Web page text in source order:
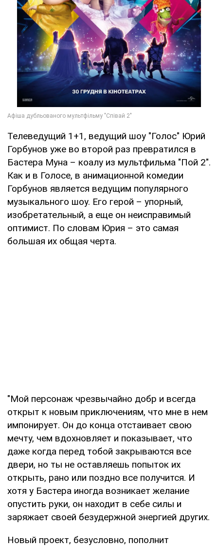
Телеведущий 1+1, ведущий шоу "Голос" Юрий
Горбунов уже во второй раз превратился в
Бастера Муна – коалу из мультфильма "Пой 2".
Как и в Голосе, в анимационной комедии
Горбунов является ведущим популярного
музыкального шоу. Его герой – упорный,
изобретательный, а еще он неисправимый
оптимист. По словам Юрия – это самая
большая их общая черта.
"Мой персонаж чрезвычайно добр и всегда
открыт к новым приключениям, что мне в нем
импонирует. Он до конца отстаивает свою
мечту, чем вдохновляет и показывает, что
даже когда перед тобой закрываются все
двери, но ты не оставляешь попыток их
открыть, рано или поздно все получится. И
хотя у Бастера иногда возникает желание
опустить руки, он находит в себе силы и
заряжает своей безудержной энергией других.
Новый проект, безусловно, пополнит